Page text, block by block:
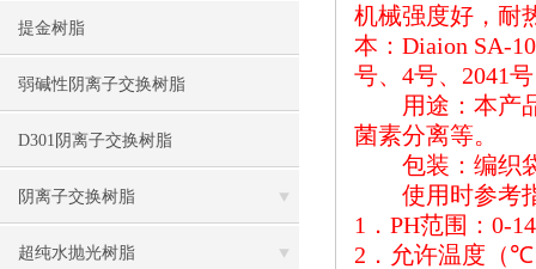
提金树脂
弱碱性阴离子交换树脂
D301阴离子交换树脂
阴离子交换树脂
超纯水抛光树脂
机械强度好，耐
本： Diaion SA-
号、 4号、 2041
用途：本产品
菌素分离等。
包装：编织袋
使用时参考
1 ． PH范围： 0-14
2 ．允许温度（℃